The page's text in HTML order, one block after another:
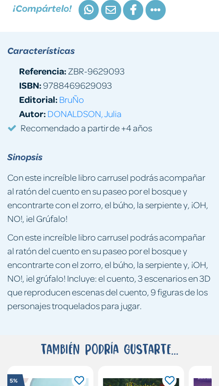
¡Compártelo!
Sinopsis
Con este increíble libro carrusel podrás acompañar
al ratón del cuento en su paseo por el bosque y
encontrarte con el zorro, el búho, la serpiente y, ¡OH,
NO!, ¡el Grúfalo!
Con este increíble libro carrusel podrás acompañar
al ratón del cuento en su paseo por el bosque y
encontrarte con el zorro, el búho, la serpiente y, ¡OH,
NO!, ¡el grúfalo! Incluye: el cuento, 3 escenarios en 3D
que reproducen escenas del cuento, 9 figuras de los
personajes troquelados para jugar.
Características
Referencia: ZBR-9629093
ISBN:9788469629093
Editorial: BruÑo
Autor: DONALDSON, Julia
Recomendado a partir de +4 años
También podría gustarte...
5%